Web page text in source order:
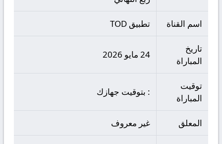
اسم القناة تطبيق TOD
تاريخ
المباراة
24 مايو 2026
توقيت
المباراة
: بتوقيت جهازك
المعلق غير معروف